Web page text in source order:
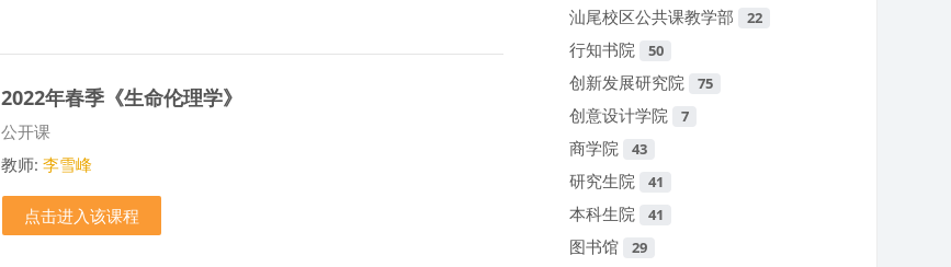
2022年春季《生命伦理学》
课程类别
公开课
教师:李雪峰
点击进入该课程
汕尾校区公共课教学部 22
行知书院 50
创新发展研究院 75
创意设计学院 7
商学院 43
研究生院 41
本科生院 41
图书馆 29